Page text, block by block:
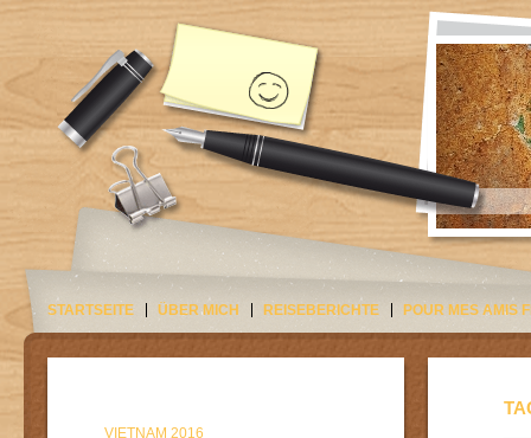
STARTSEITE ÜBER MICH REISEBERICHTE POUR MES AMIS
VIETNAM 2016